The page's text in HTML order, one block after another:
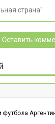
страна"
Оставить
футбола